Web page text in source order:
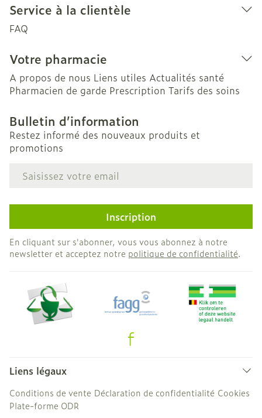
Service à la clientèle
FAQ
Votre pharmacie
A propos de nous Liens utiles Actualités santé
Pharmacien de garde Prescription Tarifs des soins
Bulletin d’information
Restez informé des nouveaux produits et
promotions
Adresse mail
Inscription
En cliquant sur s'abonner, vous vous abonnez à notre
newsletter et acceptez notre politique de confidentialité.
Liens légaux
Conditions de vente Déclaration de confidentialité Cookies
Plate-forme ODR